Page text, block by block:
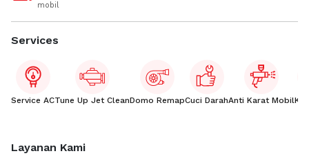
mobil
Services
Service ACTune Up Jet CleanDomo RemapCuci DarahAnti Karat Mobil
Layanan Kami